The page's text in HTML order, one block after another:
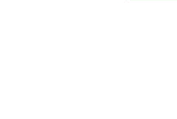
เด็ก2569